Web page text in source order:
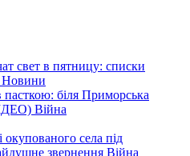
свет в пятницу: списки
Новини
біля Приморська
Війна
окупованого села під
звернення Війна